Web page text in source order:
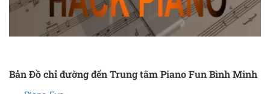
Bản Đồ chỉ đường đến Trung tâm Piano Fun Bình Minh